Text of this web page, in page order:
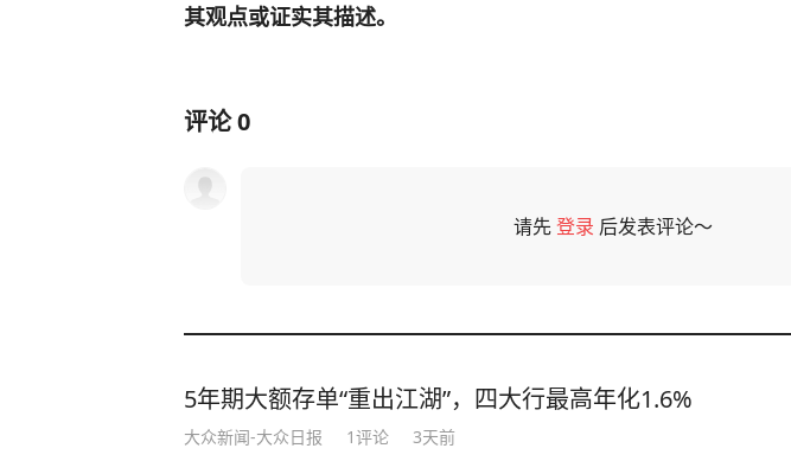
其观点或证实其描述。
评论0
请先登录 后发表评论～
5年期大额存单“重出江湖”，四大行最高年化1.6%
大众新闻-大众日报 1评论 3天前